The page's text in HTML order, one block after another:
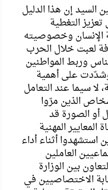
السيد إن هذا الدليل
التغطية
الإنسان وخصوصيته
لعبت خلال الحرب
وربط المواطنين
وشدّدت على أهمية
لا سيما عند التعامل
الذين مرّوا
أو الصورة قد
المهنية
استشهدوا أثناء أداء
العاملين
بين الوزارة
الاختصاصيين في